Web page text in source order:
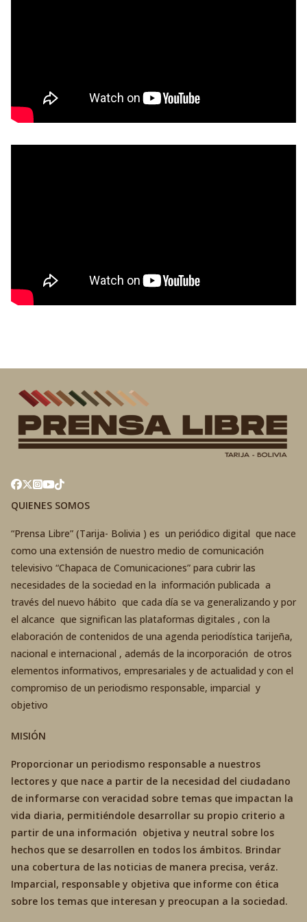
QUIENES SOMOS
“Prensa Libre” (Tarija- Bolivia ) es un periódico digital que nace
como una extensión de nuestro medio de comunicación
televisivo “Chapaca de Comunicaciones” para cubrir las
necesidades de la sociedad en la información publicada a
través del nuevo hábito que cada día se va generalizando y por
el alcance que significan las plataformas digitales , con la
elaboración de contenidos de una agenda periodística tarijeña,
nacional e internacional , además de la incorporación de otros
elementos informativos, empresariales y de actualidad y con el
compromiso de un periodismo responsable, imparcial y
objetivo
MISIÓN
Proporcionar un periodismo responsable a nuestros
lectores y que nace a partir de la necesidad del ciudadano
de informarse con veracidad sobre temas que impactan la
vida diaria, permitiéndole desarrollar su propio criterio a
partir de una información objetiva y neutral sobre los
hechos que se desarrollen en todos los ámbitos. Brindar
una cobertura de las noticias de manera precisa, veráz.
Imparcial, responsable y objetiva que informe con ética
sobre los temas que interesan y preocupan a la sociedad.